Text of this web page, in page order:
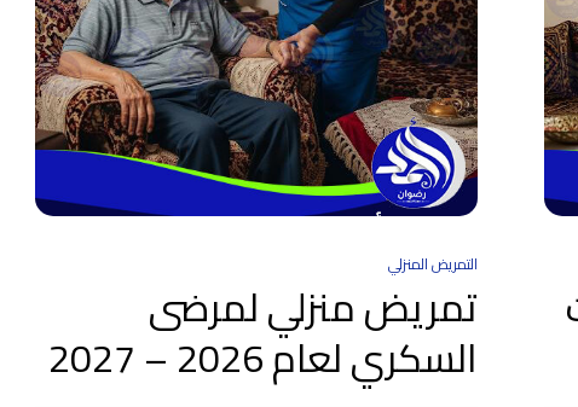
التمريض المنزلي
تمريض منزلي لمرضى
السكري لعام 2026 – 2027